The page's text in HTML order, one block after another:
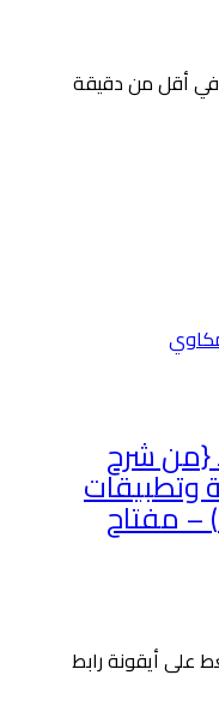
المبتدأ في أقل من دقيقة
{من شرح
وتطبيقات
من القرآن الكريم} (2) – مفتاح
على أيقونة رابط